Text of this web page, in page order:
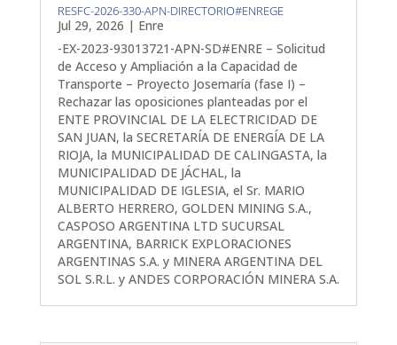
RESFC-2026-330-APN-DIRECTORIO#ENREGE
Jul 29, 2026 | Enre
-EX-2023-93013721-APN-SD#ENRE – Solicitud
de Acceso y Ampliación a la Capacidad de
Transporte – Proyecto Josemaría (fase I) –
Rechazar las oposiciones planteadas por el
ENTE PROVINCIAL DE LA ELECTRICIDAD DE
SAN JUAN, la SECRETARÍA DE ENERGÍA DE LA
RIOJA, la MUNICIPALIDAD DE CALINGASTA, la
MUNICIPALIDAD DE JÁCHAL, la
MUNICIPALIDAD DE IGLESIA, el Sr. MARIO
ALBERTO HERRERO, GOLDEN MINING S.A.,
CASPOSO ARGENTINA LTD SUCURSAL
ARGENTINA, BARRICK EXPLORACIONES
ARGENTINAS S.A. y MINERA ARGENTINA DEL
SOL S.R.L. y ANDES CORPORACIÓN MINERA S.A.